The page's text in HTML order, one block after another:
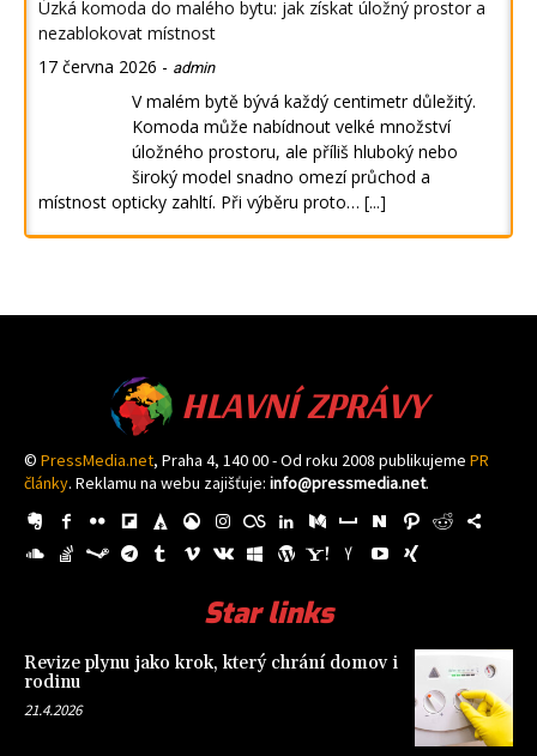
Úzká komoda do malého bytu: jak získat úložný prostor a
nezablokovat místnost
17 června 2026 - admin
V malém bytě bývá každý centimetr důležitý.
Komoda může nabídnout velké množství
úložného prostoru, ale příliš hluboký nebo
široký model snadno omezí průchod a
místnost opticky zahltí. Při výběru proto… [...]
HLAVNÍ ZPRÁVY
© PressMedia.net, Praha 4, 140 00 - Od roku 2008 publikujeme PR
články. Reklamu na webu zajišťuje: info@pressmedia.net.
Star links
Revize plynu jako krok, který chrání domov i
rodinu
21.4.2026